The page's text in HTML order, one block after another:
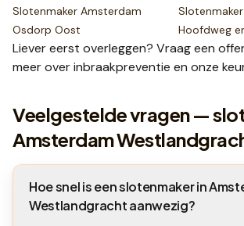
Slotenmaker Amsterdam
Osdorp Oost
Slotenmaker
Hoofdweg
Liever eerst overleggen? Vraag een
meer overinbraakpreventie en onze
Veelgestelde vragen —
Amsterdam
Hoe snel is een slotenmaker in
Westlandgracht aanwezig?